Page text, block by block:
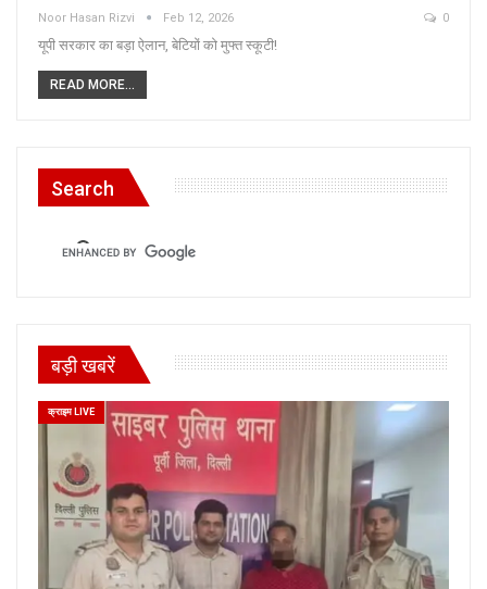
Noor Hasan Rizvi Feb 12, 2026 0
यूपी सरकार का बड़ा ऐलान, बेटियों को मुफ्त स्कूटी!
READ MORE...
Search
बड़ी खबरें
क्राइम LIVE